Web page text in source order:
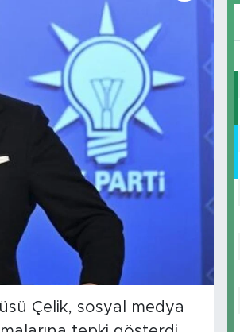
Çelik, sosyal medya